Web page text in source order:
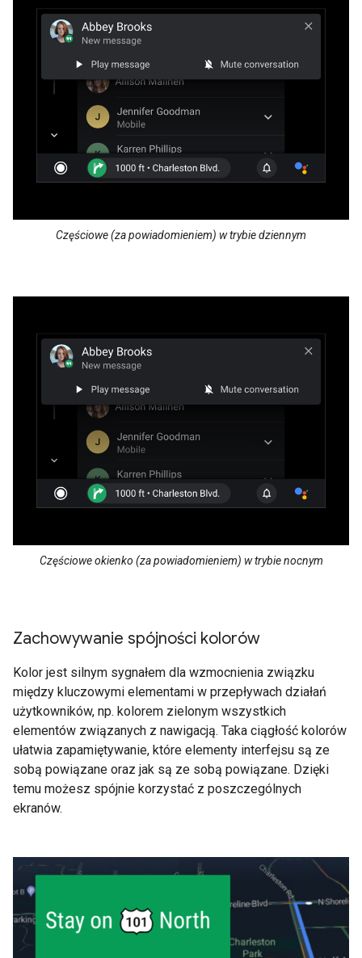
Częściowe (za powiadomieniem) w trybie dziennym
Częściowe okienko (za powiadomieniem) w trybie nocnym
Zachowywanie spójności kolorów
Kolor jest silnym sygnałem dla wzmocnienia związku
między kluczowymi elementami w przepływach działań
użytkowników, np. kolorem zielonym wszystkich
elementów związanych z nawigacją. Taka ciągłość kolorów
ułatwia zapamiętywanie, które elementy interfejsu są ze
sobą powiązane oraz jak są ze sobą powiązane. Dzięki
temu możesz spójnie korzystać z poszczególnych
ekranów.